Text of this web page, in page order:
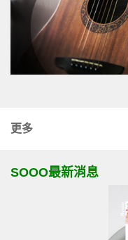
更多
SOOO最新消息